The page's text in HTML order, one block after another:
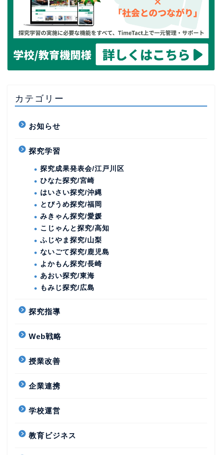
カテゴリー
お知らせ
探究学習
探究成果発表会/江戸川区
ひなた探究/宮崎
はいさい探究/沖縄
とびうめ探究/福岡
みきゃん探究/愛媛
こじゃんと探究/高知
ふじやま探究/山梨
ないごて探究/鹿児島
よかもん探究/長崎
あおい探究/東海
もみじ探究/広島
探究指導
Web戦略
授業改善
企業連携
学校運営
教育ビジネス